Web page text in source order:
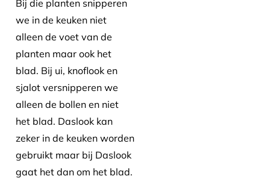
Bij die planten snipperen
we in de keuken niet
alleen de voet van de
planten maar ook het
blad. Bij ui, knoflook en
sjalot versnipperen we
alleen de bollen en niet
het blad. Daslook kan
zeker in de keuken worden
gebruikt maar bij Daslook
gaat het dan om het blad.